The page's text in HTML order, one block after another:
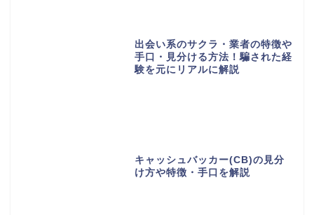
出会い系のサクラ・業者の特徴や
手口・見分ける方法！騙された経
験を元にリアルに解説
キャッシュバッカー(CB)の見分
け方や特徴・手口を解説